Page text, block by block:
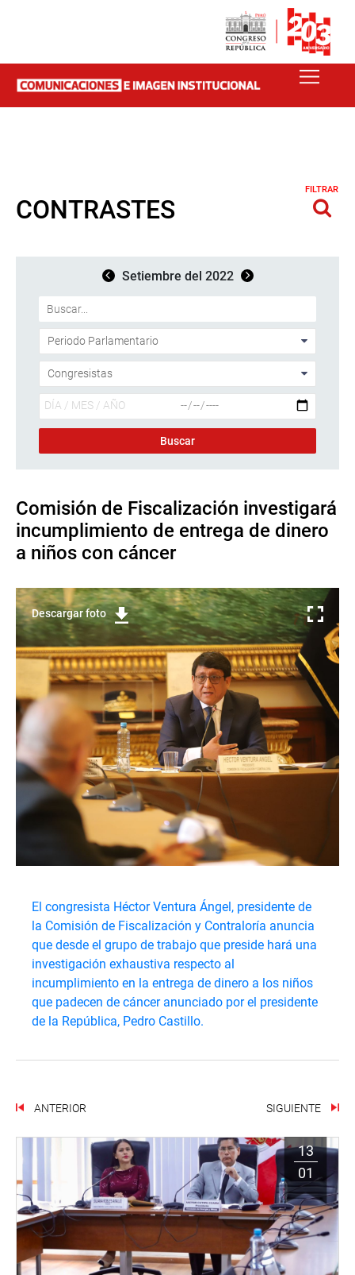
CONTRASTES
FILTRAR
Setiembre del 2022
Comisión de Fiscalización investigará
incumplimiento de entrega de dinero
a niños con cáncer
Descargar foto
El congresista Héctor Ventura Ángel, presidente de
la Comisión de Fiscalización y Contraloría anuncia
que desde el grupo de trabajo que preside hará una
investigación exhaustiva respecto al
incumplimiento en la entrega de dinero a los niños
que padecen de cáncer anunciado por el presidente
de la República, Pedro Castillo.
ANTERIOR SIGUIENTE
13
01